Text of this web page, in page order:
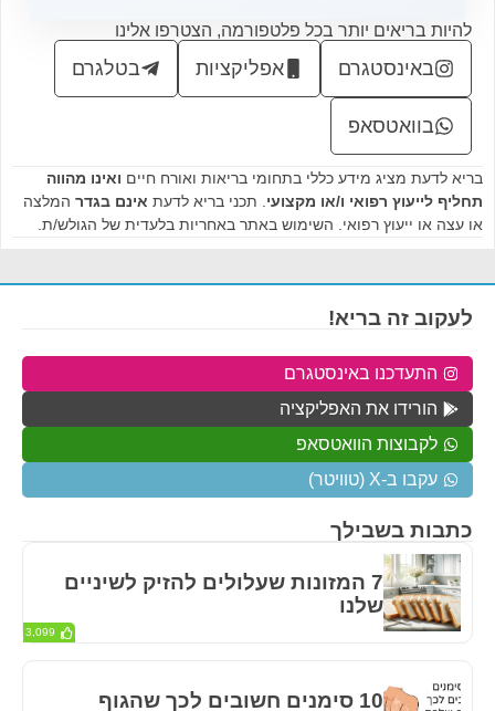
להיות בריאים יותר בכל פלטפורמה, הצטרפו אלינו
באינסטגרם אפליקציות בטלגרם
בוואטסאפ
בריא לדעת מציג מידע כללי בתחומי בריאות ואורח חיים ואינו מהווה
תחליף לייעוץ רפואי ו/או מקצועי . תכני בריא לדעת אינם בגדר המלצה
או עצה או ייעוץ רפואי. השימוש באתר באחריות בלעדית של הגולש/ת.
כתבות בשבילך
7 המזונות שעלולים להזיק לשיניים
שלנו
3,099
10 סימנים חשובים לכך שהגוף
לעקוב זה בריא!
התעדכנו באינסטגרם
הורידו את האפליקציה
לקבוצות הוואטסאפ
עקבו ב-X (טוויטר)